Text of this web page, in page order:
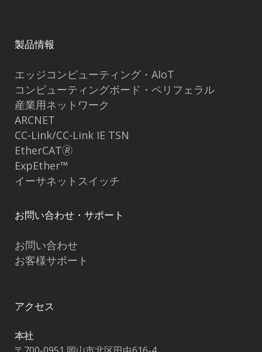
製品情報
エッジコンピューティング・AIoT
コンピューティングボード・ペリフェラル
産業用ネットワーク
ARCNET
CC-Link/CC-Link IE TSN
EtherCAT🄬
ExpEther™
イーサネットスイッチ
お問い合わせ・サポート
お問い合わせ
お客様サポート
アクセス
本社